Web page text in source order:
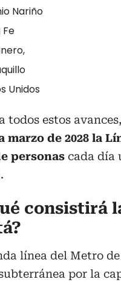
Nariño
Fe
Unidos
todos estos avances,
marzo de 2028 la
personas cada día
consistirá
línea del Metro
por la